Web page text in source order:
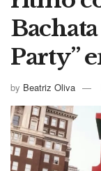
Party”
by Beatriz Oliva